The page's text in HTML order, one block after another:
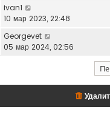
ivan1
10 мар 2023, 22:48
Georgevet
05 мар 2024, 02:56